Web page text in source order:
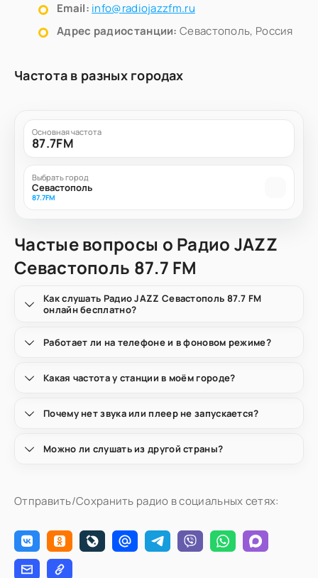
Email: info@radiojazzfm.ru
Адрес радиостанции: Севастополь, Россия
Частота в разных городах
Основная частота
87.7FM
Выбрать город
Севастополь
87.7FM
Частые вопросы о Радио JAZZ
Севастополь 87.7 FM
Как слушать Радио JAZZ Севастополь 87.7 FM
онлайн бесплатно?
Работает ли на телефоне и в фоновом режиме?
Какая частота у станции в моём городе?
Почему нет звука или плеер не запускается?
Можно ли слушать из другой страны?
Отправить/Сохранить радио в социальных сетях: